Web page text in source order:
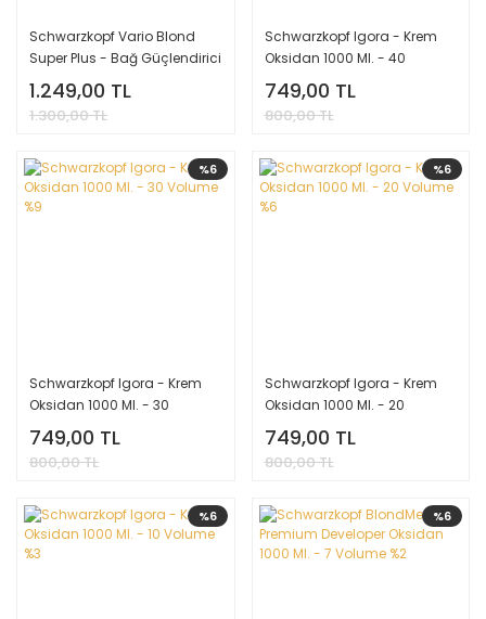
Schwarzkopf Vario Blond
Super Plus - Bağ Güçlendirici
Beyaz Toz Açıcı 450 Gr.
1.249,00 TL
1.300,00 TL
Schwarzkopf Igora - Krem
Oksidan 1000 Ml. - 40
Volume %12
749,00 TL
800,00 TL
%6
Schwarzkopf Igora - Krem
Oksidan 1000 Ml. - 30
Volume %9
749,00 TL
800,00 TL
%6
Schwarzkopf Igora - Krem
Oksidan 1000 Ml. - 20
Volume %6
749,00 TL
800,00 TL
%6 %6